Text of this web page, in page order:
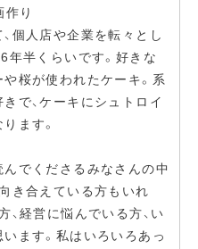
作り
個人店や企業を転々とし
年半くらいです。好きな
桜が使われたケーキ。系
で、ケーキにシュトロイ
ます。
でくださるみなさんの中
き合えている方もいれ
、経営に悩んでいる方、い
ます。私はいろいろあっ